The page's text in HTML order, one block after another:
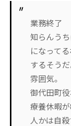
業務終了
知らんう
になって
するそう
雰囲気。
御代田町
療養休暇
人かは自